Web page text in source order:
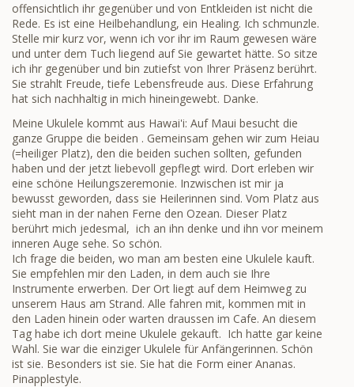
offensichtlich ihr gegenüber und von Entkleiden ist nicht die
Rede. Es ist eine Heilbehandlung, ein Healing. Ich schmunzle.
Stelle mir kurz vor, wenn ich vor ihr im Raum gewesen wäre
und unter dem Tuch liegend auf Sie gewartet hätte. So sitze
ich ihr gegenüber und bin zutiefst von Ihrer Präsenz berührt.
Sie strahlt Freude, tiefe Lebensfreude aus. Diese Erfahrung
hat sich nachhaltig in mich hineingewebt. Danke.
Meine Ukulele kommt aus Hawai'i: Auf Maui besucht die
ganze Gruppe die beiden . Gemeinsam gehen wir zum Heiau
(=heiliger Platz), den die beiden suchen sollten, gefunden
haben und der jetzt liebevoll gepflegt wird. Dort erleben wir
eine schöne Heilungszeremonie. Inzwischen ist mir ja
bewusst geworden, dass sie Heilerinnen sind. Vom Platz aus
sieht man in der nahen Ferne den Ozean. Dieser Platz
berührt mich jedesmal, ich an ihn denke und ihn vor meinem
inneren Auge sehe. So schön.
Ich frage die beiden, wo man am besten eine Ukulele kauft.
Sie empfehlen mir den Laden, in dem auch sie Ihre
Instrumente erwerben. Der Ort liegt auf dem Heimweg zu
unserem Haus am Strand. Alle fahren mit, kommen mit in
den Laden hinein oder warten draussen im Cafe. An diesem
Tag habe ich dort meine Ukulele gekauft. Ich hatte gar keine
Wahl. Sie war die einziger Ukulele für Anfängerinnen. Schön
ist sie. Besonders ist sie. Sie hat die Form einer Ananas.
Pinapplestyle.